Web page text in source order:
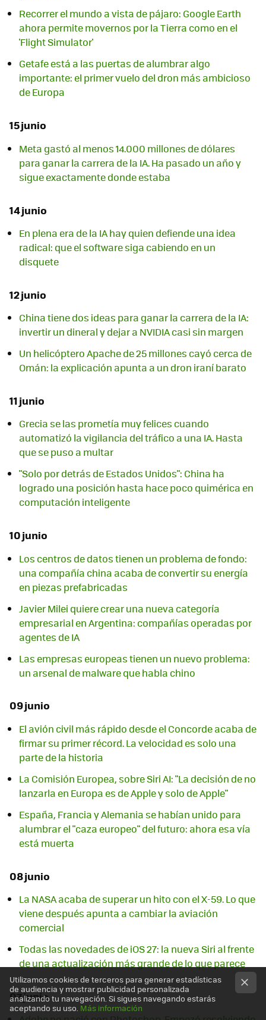
Recorrer el mundo a vista de pájaro: Google Earth
ahora permite movernos por la Tierra como en el
'Flight Simulator'
Getafe está a las puertas de alumbrar algo
importante: el primer vuelo del dron más ambicioso
de Europa
15 junio
Meta gastó al menos 14.000 millones de dólares
para ganar la carrera de la IA. Ha pasado un año y
sigue exactamente donde estaba
14 junio
En plena era de la IA hay quien defiende una idea
radical: que el software siga cabiendo en un
disquete
12 junio
China tiene dos ideas para ganar la carrera de la IA:
invertir un dineral y dejar a NVIDIA casi sin margen
Un helicóptero Apache de 25 millones cayó cerca de
Omán: la explicación apunta a un dron iraní barato
11 junio
Grecia se las prometía muy felices cuando
automatizó la vigilancia del tráfico a una IA. Hasta
que se puso a multar
"Solo por detrás de Estados Unidos": China ha
logrado una posición hasta hace poco quimérica en
computación inteligente
10 junio
Los centros de datos tienen un problema de fondo:
una compañía china acaba de convertir su energía
en piezas prefabricadas
Javier Milei quiere crear una nueva categoría
empresarial en Argentina: compañías operadas por
agentes de IA
Las empresas europeas tienen un nuevo problema:
un arsenal de malware que habla chino
09 junio
El avión civil más rápido desde el Concorde acaba de
firmar su primer récord. La velocidad es solo una
parte de la historia
La Comisión Europea, sobre Siri AI: "La decisión de no
lanzarla en Europa es de Apple y solo de Apple"
España, Francia y Alemania se habían unido para
alumbrar el "caza europeo" del futuro: ahora esa vía
está muerta
08 junio
La NASA acaba de superar un hito con el X-59. Lo que
viene después apunta a cambiar la aviación
comercial
Todas las novedades de iOS 27: la nueva Siri al frente
de una actualización más grande de lo que parece
07 junio
Utilizamos cookies de terceros para generar estadísticas
de audiencia y mostrar publicidad personalizada
analizando tu navegación. Si sigues navegando estarás
aceptando su uso. Más información